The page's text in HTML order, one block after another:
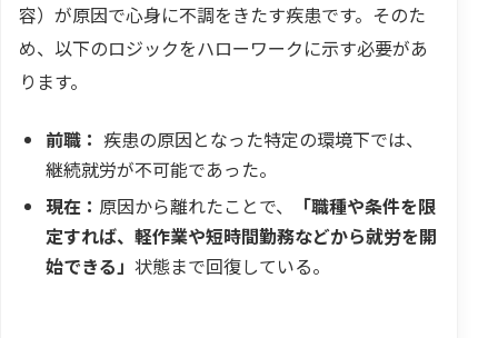
容）が原因で心身に不調をきたす疾患です。そのた
め、以下のロジックをハローワークに示す必要があ
ります。
前職： 疾患の原因となった特定の環境下では、
継続就労が不可能であった。
現在： 原因から離れたことで、
「職種や条件を限
定すれば、軽作業や短時間勤務などから就労を開
始できる」 状態まで回復している。